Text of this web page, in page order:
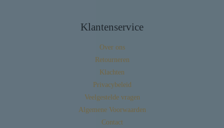
Klantenservice
Over ons
Retourneren
Klachten
Privacybeleid
Veelgestelde vragen
Algemene Voorwaarden
Contact